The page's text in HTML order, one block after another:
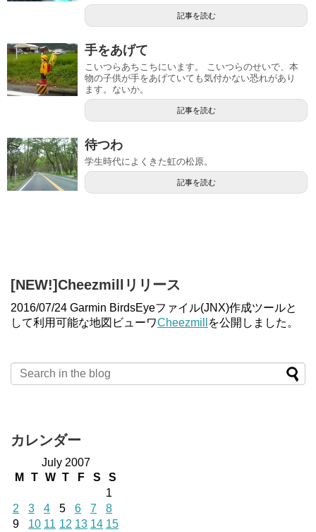
記事を読む
手をあげて
こいつらあちこちにいます。 こいつらのせいで、本
物の子供が手をあげていても気付かない恐れがあり
ます。ないか。
記事を読む
待つわ
学生時代によくきた虹の松原。
記事を読む
[NEW!]Cheezmillリリース
2016/07/24 Garmin BirdsEyeファイル(JNX)作成ツールと
して利用可能な地図ビューワCheezmill を公開しました。
カレンダー
July 2007
M
T W T F S
S
1
2
3 4 5 6 7
8
9
10 11 12 13 14 15